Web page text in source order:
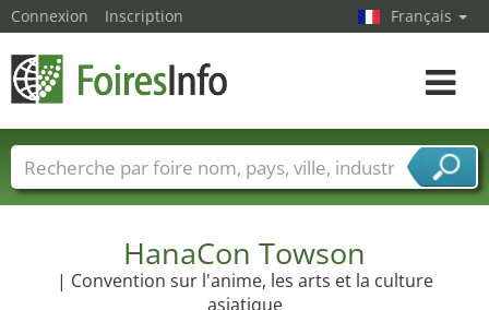
HanaCon Towson
| Convention sur l'anime, les arts et la culture
asiatique
Connexion Inscription Français
Toggle
Foire noms Pays Villes
Secteurs de foire